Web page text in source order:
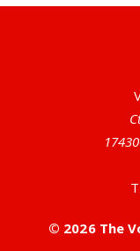
Utensilios
© 2026 The